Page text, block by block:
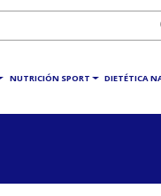
NUTRICIÓN SPORT DIETÉTICA